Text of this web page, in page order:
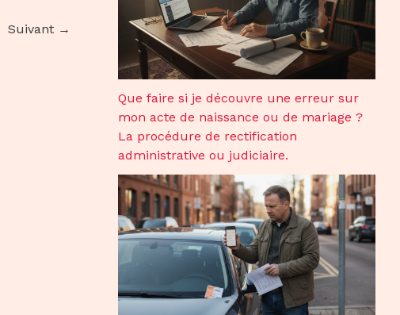
Suivant →
Que faire si je découvre une erreur sur
mon acte de naissance ou de mariage ?
La procédure de rectification
administrative ou judiciaire.